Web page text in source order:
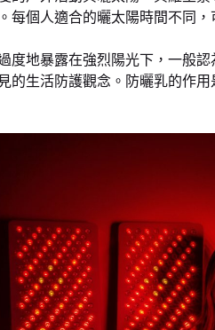
每個人適合的曬太陽時間不同
度地暴露在強烈陽光下，一般
的生活防護觀念。防曬乳的作